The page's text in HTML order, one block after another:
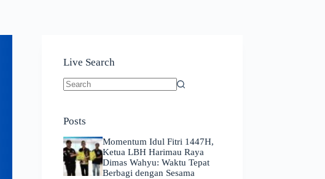
Live Search
Posts
Momentum Idul Fitri 1447H,
Ketua LBH Harimau Raya
Dimas Wahyu: Waktu Tepat
Berbagi dengan Sesama